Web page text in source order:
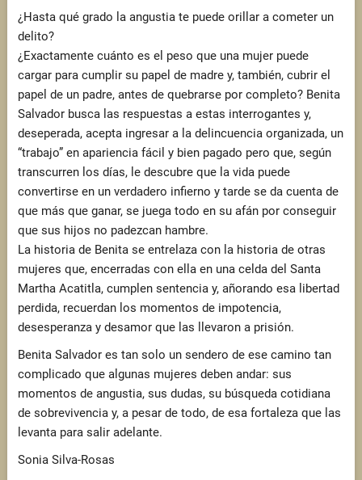
¿Hasta qué grado la angustia te puede orillar a cometer un
delito?
¿Exactamente cuánto es el peso que una mujer puede
cargar para cumplir su papel de madre y, también, cubrir el
papel de un padre, antes de quebrarse por completo? Benita
Salvador busca las respuestas a estas interrogantes y,
deseperada, acepta ingresar a la delincuencia organizada, un
“trabajo” en apariencia fácil y bien pagado pero que, según
transcurren los días, le descubre que la vida puede
convertirse en un verdadero infierno y tarde se da cuenta de
que más que ganar, se juega todo en su afán por conseguir
que sus hijos no padezcan hambre.
La historia de Benita se entrelaza con la historia de otras
mujeres que, encerradas con ella en una celda del Santa
Martha Acatitla, cumplen sentencia y, añorando esa libertad
perdida, recuerdan los momentos de impotencia,
desesperanza y desamor que las llevaron a prisión.
Benita Salvador es tan solo un sendero de ese camino tan
complicado que algunas mujeres deben andar: sus
momentos de angustia, sus dudas, su búsqueda cotidiana
de sobrevivencia y, a pesar de todo, de esa fortaleza que las
levanta para salir adelante.
Sonia Silva-Rosas